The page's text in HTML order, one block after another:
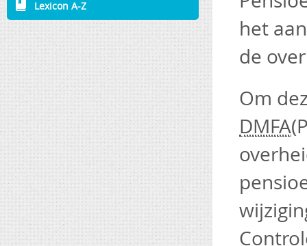
Lexicon A-Z
het
de
Om
DMFA